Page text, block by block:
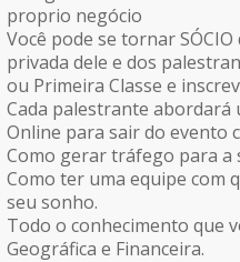
proprio negócio
Você pode se tornar
privada dele e dos
ou Primeira Classe e
Cada palestrante abordará
Online para sair do evento
Como gerar tráfego para a
Como ter uma equipe com
seu sonho.
Todo o conhecimento que
Geográfica e Financeira.